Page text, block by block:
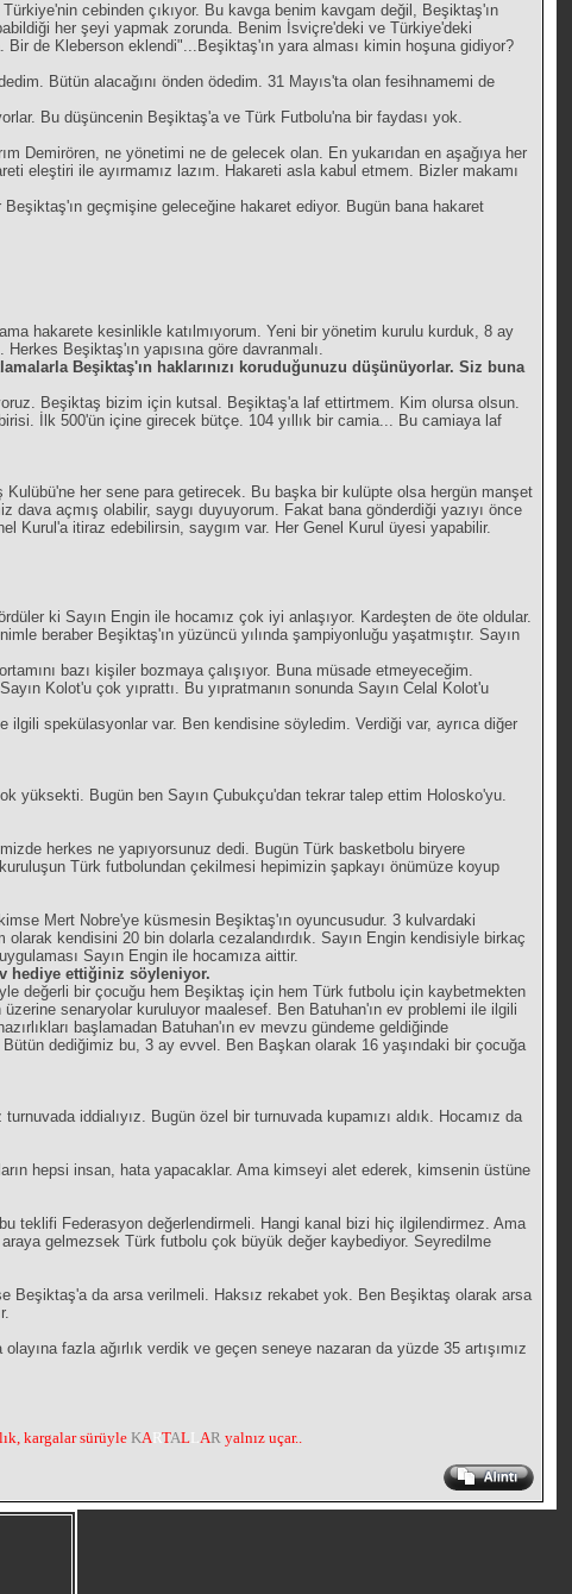
cebinden çıkıyor. Bu kavga benim kavgam değil, Beşiktaş'ın
her şeyi yapmak zorunda. Benim İsviçre'deki ve Türkiye'deki
de Kleberson eklendi"...Beşiktaş'ın yara alması kimin hoşuna gidiyor?
Bütün alacağını önden ödedim. 31 Mayıs'ta olan fesihnamemi de
Bu düşüncenin Beşiktaş'a ve Türk Futbolu'na bir faydası yok.
Demirören, ne yönetimi ne de gelecek olan. En yukarıdan en aşağıya her
eleştiri ile ayırmamız lazım. Hakareti asla kabul etmem. Bizler makamı
geçmişine geleceğine hakaret ediyor. Bugün bana hakaret
hakarete kesinlikle katılmıyorum. Yeni bir yönetim kurulu kurduk, 8 ay
Beşiktaş'ın yapısına göre davranmalı.
Beşiktaş'ın haklarınızı koruduğunuzu düşünüyorlar. Siz buna
Beşiktaş bizim için kutsal. Beşiktaş'a laf ettirtmem. Kim olursa olsun.
İlk 500'ün içine girecek bütçe. 104 yıllık bir camia... Bu camiaya laf
her sene para getirecek. Bu başka bir kulüpte olsa hergün manşet
açmış olabilir, saygı duyuyorum. Fakat bana gönderdiği yazıyı önce
Kurul'a itiraz edebilirsin, saygım var. Her Genel Kurul üyesi yapabilir.
ki Sayın Engin ile hocamız çok iyi anlaşıyor. Kardeşten de öte oldular.
beraber Beşiktaş'ın yüzüncü yılında şampiyonluğu yaşatmıştır. Sayın
bazı kişiler bozmaya çalışıyor. Buna müsade etmeyeceğim.
Kolot'u çok yıprattı. Bu yıpratmanın sonunda Sayın Celal Kolot'u
ilgili spekülasyonlar var. Ben kendisine söyledim. Verdiği var, ayrıca diğer
yüksekti. Bugün ben Sayın Çubukçu'dan tekrar talep ettim Holosko'yu.
herkes ne yapıyorsunuz dedi. Bugün Türk basketbolu biryere
Türk futbolundan çekilmesi hepimizin şapkayı önümüze koyup
Mert Nobre'ye küsmesin Beşiktaş'ın oyuncusudur. 3 kulvardaki
olarak kendisini 20 bin dolarla cezalandırdık. Sayın Engin kendisiyle birkaç
Sayın Engin ile hocamıza aittir.
hediye ettiğiniz söyleniyor.
değerli bir çocuğu hem Beşiktaş için hem Türk futbolu için kaybetmekten
senaryolar kuruluyor maalesef. Ben Batuhan'ın ev problemi ile ilgili
başlamadan Batuhan'ın ev mevzu gündeme geldiğinde
dediğimiz bu, 3 ay evvel. Ben Başkan olarak 16 yaşındaki bir çocuğa
iddialıyız. Bugün özel bir turnuvada kupamızı aldık. Hocamız da
hepsi insan, hata yapacaklar. Ama kimseyi alet ederek, kimsenin üstüne
teklifi Federasyon değerlendirmeli. Hangi kanal bizi hiç ilgilendirmez. Ama
gelmezsek Türk futbolu çok büyük değer kaybediyor. Seyredilme
Beşiktaş'a da arsa verilmeli. Haksız rekabet yok. Ben Beşiktaş olarak arsa
fazla ağırlık verdik ve geçen seneye nazaran da yüzde 35 artışımız
kargalar sürüyleKARTALLAR yalnız uçar..